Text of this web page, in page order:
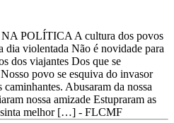
POLÍTICA A cultura dos povos
dia violentada Não é novidade para
dos viajantes Dos que se
povo se esquiva do invasor
caminhantes. Abusaram da nossa
nossa amizade Estupraram as
sinta melhor […] - FLCMF